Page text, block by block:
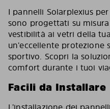
I pannelli Solarplexius
sono progettati su
vestibilità ai vetri della
un’eccellente
sportivo. Scopri la
comfort durante i tuoi
Facili da Installare